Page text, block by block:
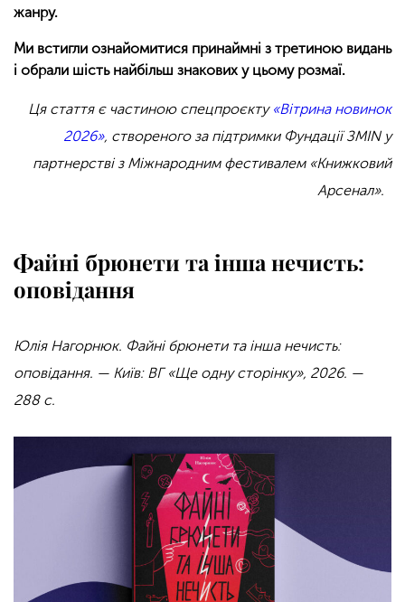
жанру.
Ми встигли ознайомитися принаймні з третиною видань
і обрали шість найбільш знакових у цьому розмаї.
Ця стаття є частиною спецпроєкту «Вітрина новинок
2026», створеного за підтримки Фундації ЗМІN у
партнерстві з Міжнародним фестивалем «Книжковий
Арсенал».
Файні брюнети та інша нечисть:
оповідання
Юлія Нагорнюк. Файні брюнети та інша нечисть:
оповідання. — Київ: ВГ «Ще одну сторінку», 2026. —
288 с.